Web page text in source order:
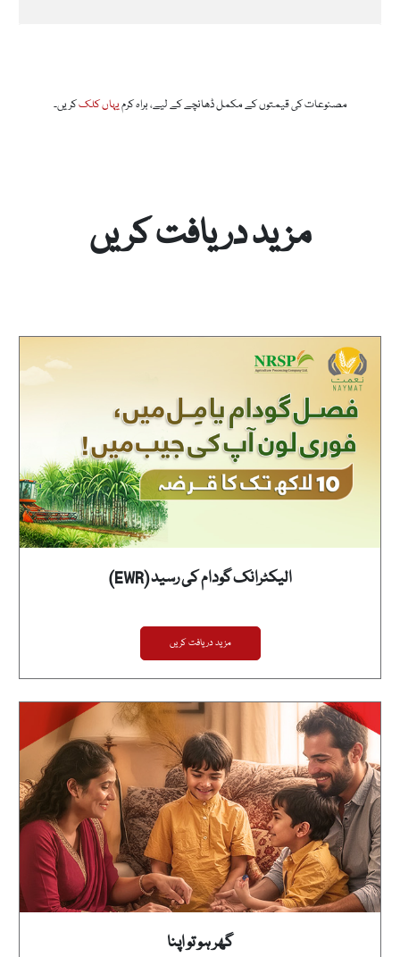
مصنوعات کی قیمتوں کے مکمل ڈھانچے کے لیے، براہ کرمیہاں کلککریں۔
مزید دریافت کریں
الیکٹرانک گودام کی رسید (EWR)
مزید دریافت کریں
گھر ہو تو اپنا